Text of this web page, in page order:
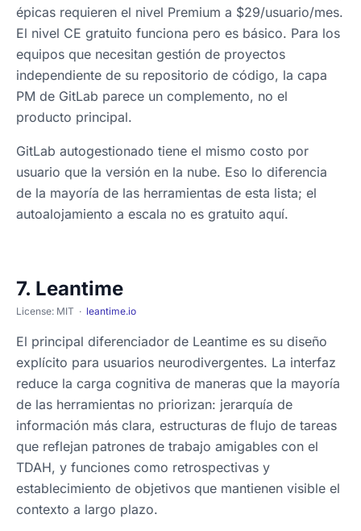
épicas requieren el nivel Premium a $29/usuario/mes.
El nivel CE gratuito funciona pero es básico. Para los
equipos que necesitan gestión de proyectos
independiente de su repositorio de código, la capa
PM de GitLab parece un complemento, no el
producto principal.
GitLab autogestionado tiene el mismo costo por
usuario que la versión en la nube. Eso lo diferencia
de la mayoría de las herramientas de esta lista; el
autoalojamiento a escala no es gratuito aquí.
7. Leantime
License: MIT · leantime.io
El principal diferenciador de Leantime es su diseño
explícito para usuarios neurodivergentes. La interfaz
reduce la carga cognitiva de maneras que la mayoría
de las herramientas no priorizan: jerarquía de
información más clara, estructuras de flujo de tareas
que reflejan patrones de trabajo amigables con el
TDAH, y funciones como retrospectivas y
establecimiento de objetivos que mantienen visible el
contexto a largo plazo.